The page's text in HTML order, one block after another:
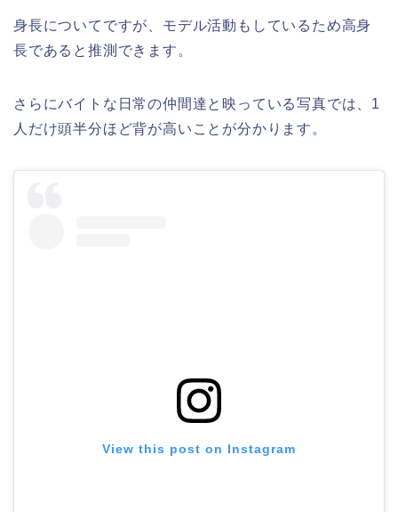
身長についてですが、モデル活動もしているため高身
長であると推測できます。
さらにバイトな日常の仲間達と映っている写真では、1
人だけ頭半分ほど背が高いことが分かります。
View this post on Instagram